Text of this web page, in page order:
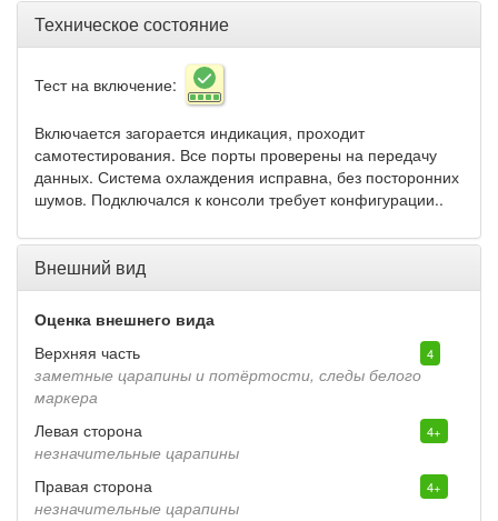
Техническое состояние
Тест на включение:
Включается загорается индикация, проходит
самотестирования. Все порты проверены на передачу
данных. Система охлаждения исправна, без посторонних
шумов. Подключался к консоли требует конфигурации..
Внешний вид
Оценка внешнего вида
Верхняя часть
4
заметные царапины и потёртости, следы белого
маркера
Левая сторона
4+
незначительные царапины
Правая сторона
4+
незначительные царапины